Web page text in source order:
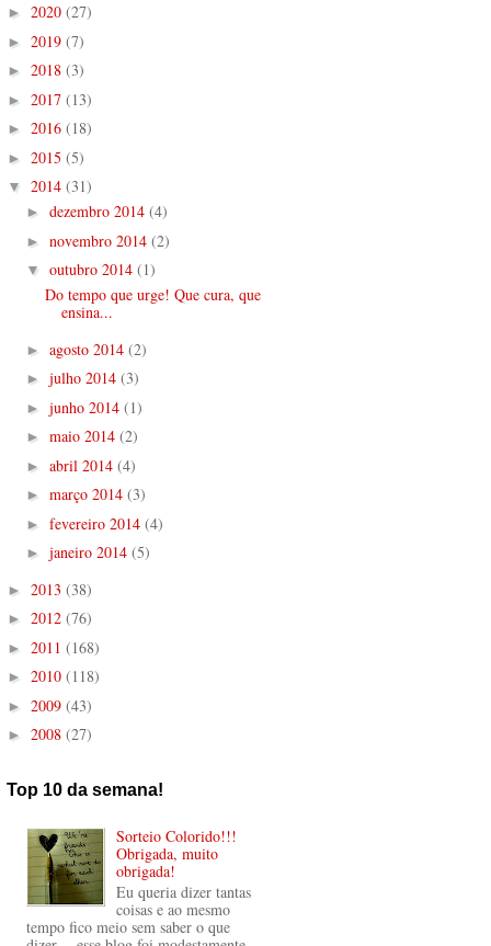
► 2020 (27)
► 2019 (7)
► 2018 (3)
► 2017 (13)
► 2016 (18)
► 2015 (5)
▼ 2014 (31)
► dezembro 2014 (4)
► novembro 2014 (2)
▼ outubro 2014 (1)
Do tempo que urge! Que cura, que
ensina...
► agosto 2014 (2)
► julho 2014 (3)
► junho 2014 (1)
► maio 2014 (2)
► abril 2014 (4)
► março 2014 (3)
► fevereiro 2014 (4)
► janeiro 2014 (5)
► 2013 (38)
► 2012 (76)
► 2011 (168)
► 2010 (118)
► 2009 (43)
► 2008 (27)
Top 10 da semana!
Sorteio Colorido!!!
Obrigada, muito
obrigada!
Eu queria dizer tantas
coisas e ao mesmo
tempo fico meio sem saber o que